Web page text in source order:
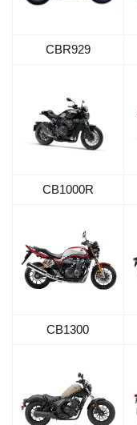
CBR929
CB1000R
CB1300